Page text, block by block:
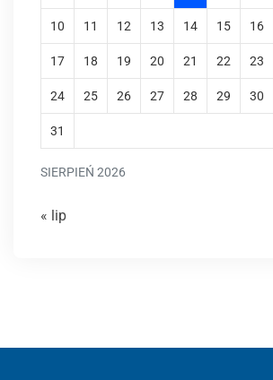
SIERPIEŃ 2026
10 11 12 13 14 15 16
17 18 19 20 21 22 23
24 25 26 27 28 29 30
31
« lip